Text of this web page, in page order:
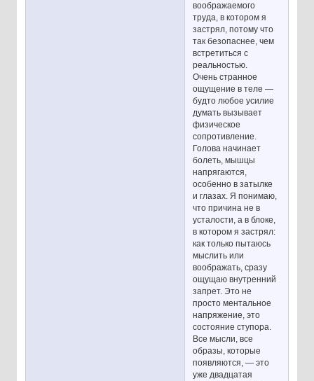
воображаемого
труда, в котором я
застрял, потому что
так безопаснее, чем
встретиться с
реальностью.
Очень странное
ощущение в теле —
будто любое усилие
думать вызывает
физическое
сопротивление.
Голова начинает
болеть, мышцы
напрягаются,
особенно в затылке
и глазах. Я понимаю,
что причина не в
усталости, а в блоке,
в котором я застрял:
как только пытаюсь
мыслить или
воображать, сразу
ощущаю внутренний
запрет. Это не
просто ментальное
напряжение, это
состояние ступора.
Все мысли, все
образы, которые
появляются, — это
уже двадцатая